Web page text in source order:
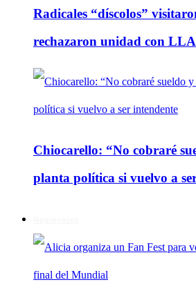
Radicales “díscolos”
rechazaron unidad con LLA
Chiocarello: “No cobraré
planta política si vuelvo a